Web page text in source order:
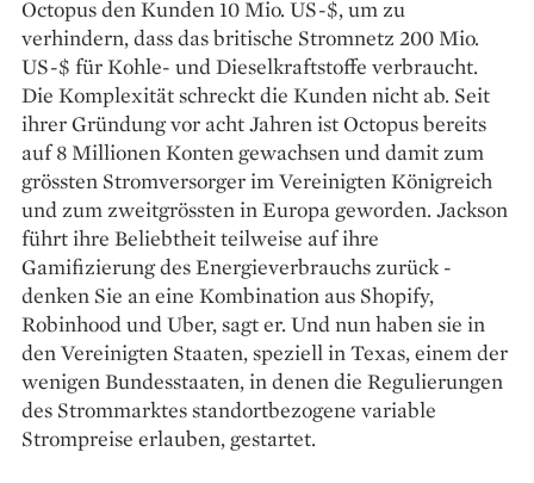
Octopus den Kunden 10 Mio. US-$, um zu
verhindern, dass das britische Stromnetz 200 Mio.
US-$ für Kohle- und Dieselkraftstoffe verbraucht.
Die Komplexität schreckt die Kunden nicht ab. Seit
ihrer Gründung vor acht Jahren ist Octopus bereits
auf 8 Millionen Konten gewachsen und damit zum
grössten Stromversorger im Vereinigten Königreich
und zum zweitgrössten in Europa geworden. Jackson
führt ihre Beliebtheit teilweise auf ihre
Gamifizierung des Energieverbrauchs zurück -
denken Sie an eine Kombination aus Shopify,
Robinhood und Uber, sagt er. Und nun haben sie in
den Vereinigten Staaten, speziell in Texas, einem der
wenigen Bundesstaaten, in denen die Regulierungen
des Strommarktes standortbezogene variable
Strompreise erlauben, gestartet.